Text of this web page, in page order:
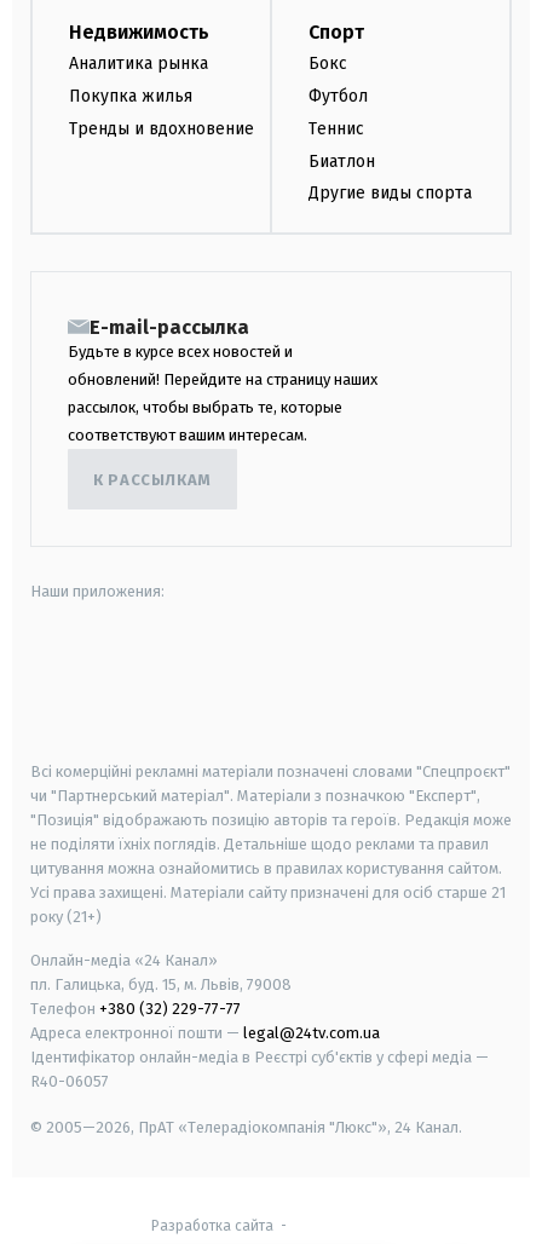
Недвижимость
Аналитика рынка
Покупка жилья
Тренды и вдохновение
Спорт
Бокс
Футбол
Теннис
Биатлон
Другие виды спорта
E-mail-рассылка
Будьте в курсе всех новостей и
обновлений! Перейдите на страницу наших
рассылок, чтобы выбрать те, которые
соответствуют вашим интересам.
К РАССЫЛКАМ
Наши приложения:
Всі комерційні рекламні матеріали позначені словами "Спецпроєкт"
чи "Партнерський матеріал". Матеріали з позначкою "Експерт",
"Позиція" відображають позицію авторів та героїв. Редакція може
не поділяти їхніх поглядів. Детальніше щодо реклами та правил
цитування можна ознайомитись в правилах користування сайтом.
Усі права захищені. Матеріали сайту призначені для осіб старше 21
року (21+)
Онлайн-медіа «24 Канал»
пл. Галицька, буд. 15, м. Львів, 79008
Телефон +380 (32) 229-77-77
Адреса електронної пошти — legal@24tv.com.ua
Ідентифікатор онлайн-медіа в Реєстрі суб'єктів у сфері медіа —
R40-06057
© 2005—2026, ПрАТ «Телерадіокомпанія "Люкс"», 24 Канал.
Разработка сайта -